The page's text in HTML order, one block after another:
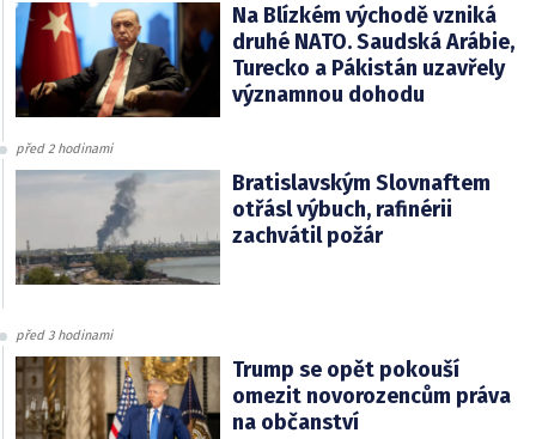
Na Blízkém východě vzniká
druhé NATO. Saudská Arábie,
Turecko a Pákistán uzavřely
významnou dohodu
před 2 hodinami
Bratislavským Slovnaftem
otřásl výbuch, rafinérii
zachvátil požár
před 3 hodinami
Trump se opět pokouší
omezit novorozencům práva
na občanství